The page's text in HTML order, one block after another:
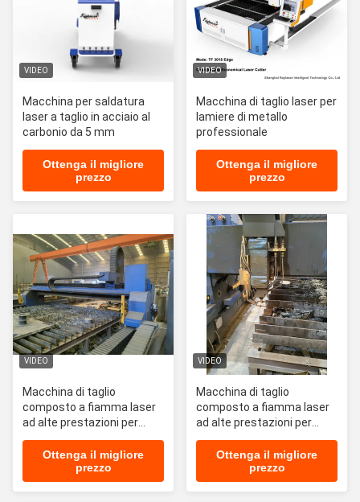
VIDEO
Macchina per saldatura
laser a taglio in acciaio al
carbonio da 5 mm
Ottenga il migliore
prezzo
VIDEO
Macchina di taglio laser per
lamiere di metallo
professionale
Ottenga il migliore
prezzo
VIDEO
Macchina di taglio
composto a fiamma laser
ad alte prestazioni per
acciaio al carbonio da 50 a
300 mm
Ottenga il migliore
prezzo
VIDEO
Macchina di taglio
composto a fiamma laser
ad alte prestazioni per
acciaio al carbonio da 50 a
300 mm
Ottenga il migliore
prezzo